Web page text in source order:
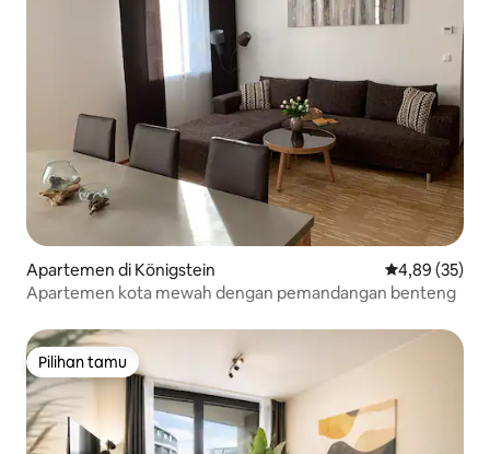
Apartemen di Königstein Nilai rata-rata
4,89 (35)
Apartemen kota mewah dengan pemandangan benteng
Pilihan tamu
Pilihan tamu